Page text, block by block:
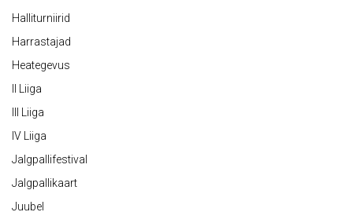
Halliturniirid
Harrastajad
Heategevus
II Liiga
III Liiga
IV Liiga
Jalgpallifestival
Jalgpallikaart
Juubel